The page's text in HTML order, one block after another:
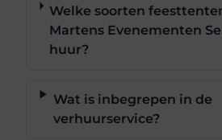
Welke soorten
Martens Evenementen
huur?
Wat is inbegrepen in de
verhuurservice?